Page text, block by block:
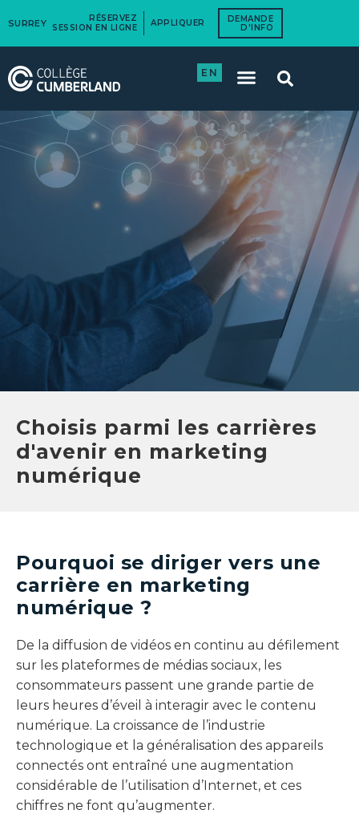
SURREY
RÉSERVEZ
SESSION EN LIGNE
APPLIQUER
DEMANDE
D'INFO
EN
Choisis parmi les carrières
d'avenir en marketing
numérique
Pourquoi se diriger vers une
carrière en marketing
numérique ?
De la diffusion de vidéos en continu au défilement
sur les plateformes de médias sociaux, les
consommateurs passent une grande partie de
leurs heures d’éveil à interagir avec le contenu
numérique. La croissance de l’industrie
technologique et la généralisation des appareils
connectés ont entraîné une augmentation
considérable de l’utilisation d’Internet, et ces
chiffres ne font qu’augmenter.